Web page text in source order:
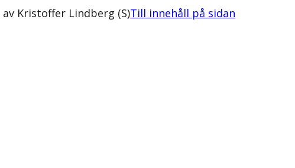
Kristoffer Lindberg (S)Till innehåll på sidan